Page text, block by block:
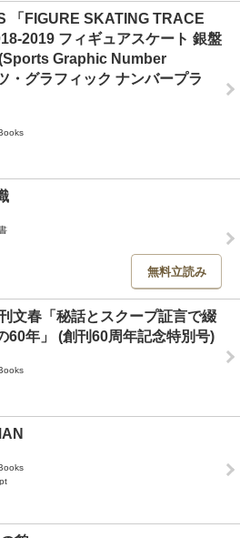
「FIGURE SKATING TRACE
2019 フィギュアスケート 銀盤
Graphic Number
・グラフィック ナンバープラ
無料立読み
文春「秘話とスクープ証言で綴
60年」 (創刊60周年記念特別号)